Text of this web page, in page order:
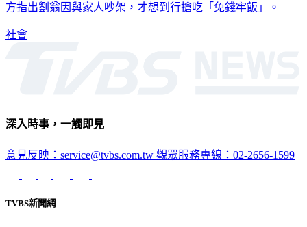
方指出劉翁因與家人吵架，才想到行搶吃「免錢牢飯」。
社會
深入時事，一觸即見
意見反映：service@tvbs.com.tw 觀眾服務專線：02-2656-1599
TVBS新聞網